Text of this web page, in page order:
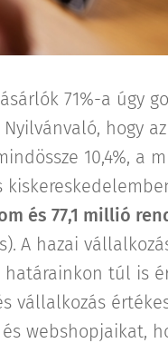
71%-a úgy
hogy
10,4%, a
és 77,1 millió
A hazai
határainkon túl is
vállalkozás
webshopjaikat,